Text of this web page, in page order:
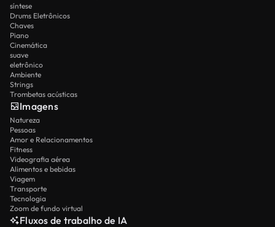
síntese
Drums Eletrônicos
Chaves
Piano
Cinemática
suave
eletrônico
Ambiente
Strings
Trombetas acústicas
Imagens
Natureza
Pessoas
Amor e Relacionamentos
Fitness
Videografia aérea
Alimentos e bebidas
Viagem
Transporte
Tecnologia
Zoom de fundo virtual
Fluxos de trabalho de IA